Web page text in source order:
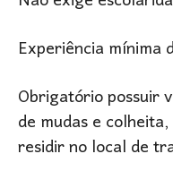
Experiência
Obrigatório possuir
de mudas e
residir no local de